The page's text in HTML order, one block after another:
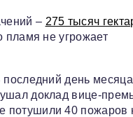
– 275 тысяч
пламя не угрожает
последний день месяца
доклад вице-
потушили 40 пожаров